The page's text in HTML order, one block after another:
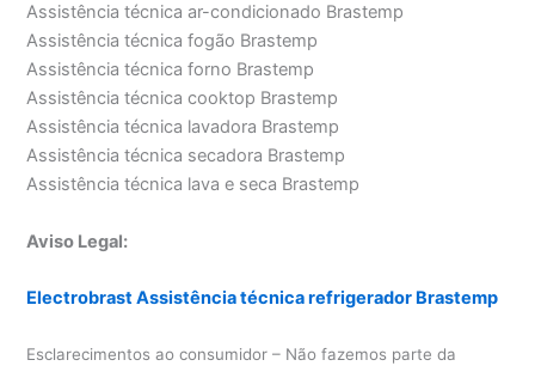
Assistência técnica ar-condicionado Brastemp
Assistência técnica fogão Brastemp
Assistência técnica forno Brastemp
Assistência técnica cooktop Brastemp
Assistência técnica lavadora Brastemp
Assistência técnica secadora Brastemp
Assistência técnica lava e seca Brastemp
Aviso Legal:
Electrobrast Assistência técnica refrigerador Brastemp
Esclarecimentos ao consumidor – Não fazemos parte da